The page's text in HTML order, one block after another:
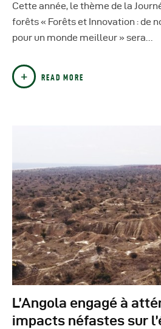
Cette année, le thème de la
forêts « Forêts et Innovation : de
pour un monde meilleur » sera…
READ MORE
L’Angola engagé à
impacts néfastes sur